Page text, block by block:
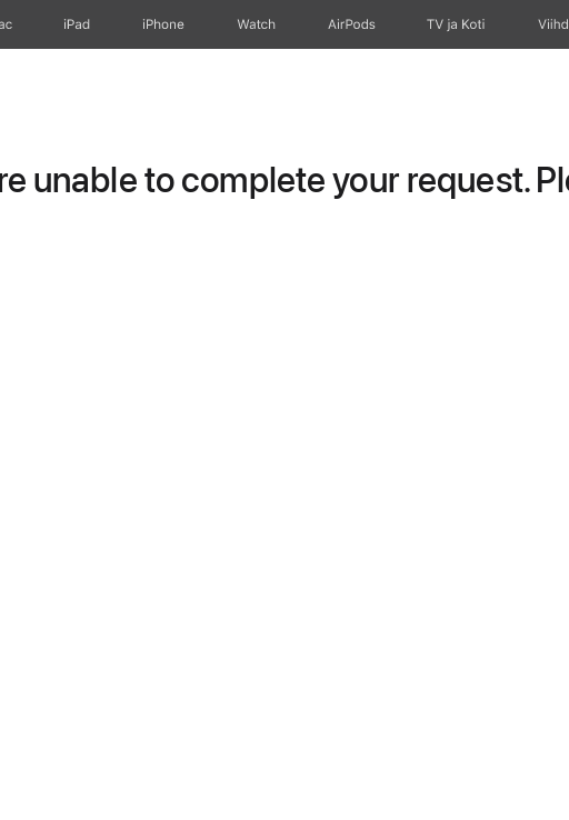
iPad iPhone Watch AirPods TV ja Koti
unable to complete your request.